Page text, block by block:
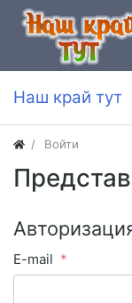
Наш край тут
Войти
E-mail